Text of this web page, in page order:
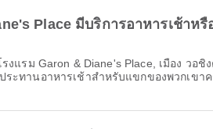
Place มีบริการอาหารเช้าหรื
งแรม Garon & Diane's Place, เมือง วอ
ระทานอาหารเช้าสำหรับแขกของพวกเขา